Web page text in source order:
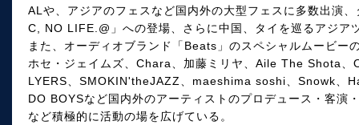
ALや、アジアのフェスなど国内外の大型フェスに多数出演
C, NO LIFE.@」への登場、さらに中国、タイを巡るアジア
また、オーディオブランド「Beats」のスペシャルムービー
ホセ・ジェイムズ、Chara、加藤ミリヤ、Aile The Shota
LYERS、SMOKIN'theJAZZ、maeshima soshi、Snowk、
DO BOYSなど国内外のアーティストのプロデュース・客演
など積極的に活動の場を広げている。